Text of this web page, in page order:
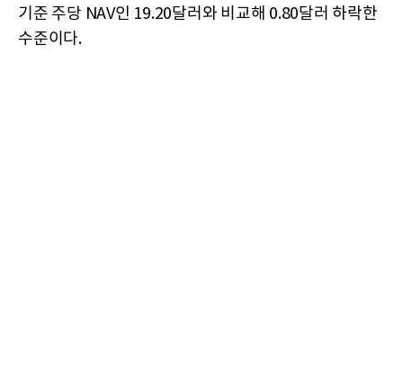
기준 주당 NAV인 19.20달러와 비교해 0.80달러 하락한
수준이다.